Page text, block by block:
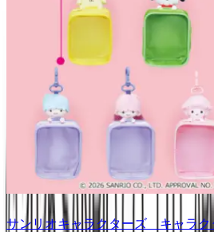
サンリオキャラクターズ キャラク